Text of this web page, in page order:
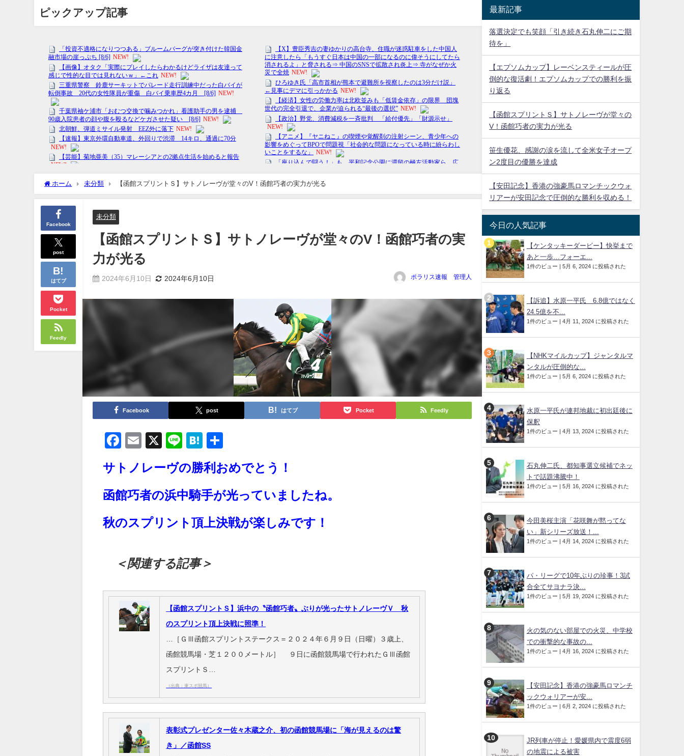
ピックアップ記事
ホーム 未分類 【函館スプリントＳ】サトノレーヴが堂々のV！函館巧者の実力が光る
Facebook
post
はてブ
Pocket
Feedly
未分類
【函館スプリントＳ】サトノレーヴが堂々のV！函館巧者の実
力が光る
2024年6月10日 2024年6月10日 ポラリス速報 管理人
Facebook post はてブ Pocket Feedly
Facebook
Email
X LineHatena
サトノレーヴの勝利おめでとう！
函館巧者の浜中騎手が光っていましたね。
秋のスプリント頂上決戦が楽しみです！
＜関連する記事＞
【函館スプリントＳ】浜中の〝函館巧者〟ぶりが光ったサトノレーヴＶ 秋
のスプリント頂上決戦に照準！
…［ＧⅢ函館スプリントステークス＝２０２４年６月９日（日曜）３歳上、
函館競馬場・芝１２００メートル］ ９日に函館競馬場で行われたＧⅢ函館
スプリントＳ…
（出典：東スポ競馬）
表彰式プレゼンター佐々木蔵之介、初の函館競馬場に「海が見えるのは驚
き」／函館SS
最新記事
落選決定でも笑顔「引き続き石丸伸二にご期
待を」
【エプソムカップ】レーベンスティールが圧
倒的な復活劇！エプソムカップでの勝利を振
り返る
【函館スプリントＳ】サトノレーヴが堂々の
V！函館巧者の実力が光る
笹生優花、感謝の涙を流して全米女子オープ
ン2度目の優勝を達成
【安田記念】香港の強豪馬ロマンチックウォ
リアーが安田記念で圧倒的な勝利を収める！
今日の人気記事
【ケンタッキーダービー】快挙まで
あと一歩…フォーエ...
1件のビュー | 5月 6, 2024 に投稿された
【訴追】水原一平氏 6.8億ではなく
24.5億を不...
1件のビュー | 4月 11, 2024 に投稿された
【NHKマイルカップ】ジャンタルマ
ンタルが圧倒的な...
1件のビュー | 5月 6, 2024 に投稿された
水原一平氏が連邦地裁に初出廷後に
保釈
1件のビュー | 4月 13, 2024 に投稿された
石丸伸二氏、都知事選立候補でネッ
トで話題沸騰中！
1件のビュー | 5月 16, 2024 に投稿された
今田美桜主演「花咲舞が黙ってな
い」新シリーズ放送！...
1件のビュー | 4月 14, 2024 に投稿された
パ・リーグで10年ぶりの珍事！3試
合全てサヨナラ決...
1件のビュー | 5月 19, 2024 に投稿された
火の気のない部屋での火災、中学校
での衝撃的な事故の...
1件のビュー | 4月 16, 2024 に投稿された
【安田記念】香港の強豪馬ロマンチ
ックウォリアーが安...
1件のビュー | 6月 2, 2024 に投稿された
JR列車が停止！愛媛県内で震度6弱
の地震による被害